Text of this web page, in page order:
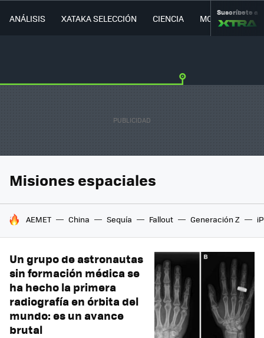
ANÁLISIS XATAKA SELECCIÓN CIENCIA MOVILIDAD
Suscríbete a
Misiones espaciales
HOY SE HABLA DE
AEMET China Sequía Fallout Generación Z
Un grupo de astronautas
sin formación médica se
ha hecho la primera
radiografía en órbita del
mundo: es un avance
brutal